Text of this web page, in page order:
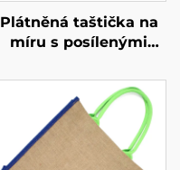
Plátněná taštička na
míru s posílenými
nosná taštička pro
každodenní použití